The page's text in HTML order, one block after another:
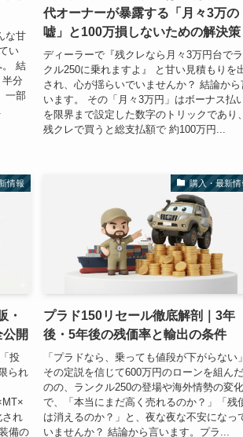
な甘
い
。 結
分
一部
代オーナーが暴露する「月々3万の
嘘」と100万損しないための解決策
ディーラーで『残クレなら月々3万円台で
クル250に乗れますよ』 と甘い見積もりを
され、心が揺らいでいませんか？ 結論から
います。 その「月々3万円」はボーナス払
を限界まで設定した数字のトリックであり、
残クレで買うと総支払額で 約100万円...
情報
・
開
投
られ
され
備の
購入・最新情
プラド150リセール徹底解剖｜3年
後・5年後の残価率と輸出の条件
「プラドなら、乗っても値段が下がらない」
その定説を信じて600万円のローンを組ん
のの、ランクル250の登場や海外情勢の変化
で、「本当にまだ高く売れるのか？」「残
は消えるのか？」と、夜な夜な不安になっ
いませんか？ 結論から言います。プラ...